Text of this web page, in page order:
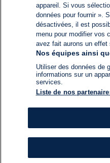
appareil. Si vous
données pour fournir ».
désactivées, il est
menu pour modifier vos
avez fait aurons un effet
Nos équipes ainsi
Utiliser des données de
informations sur un
services.
Liste de nos